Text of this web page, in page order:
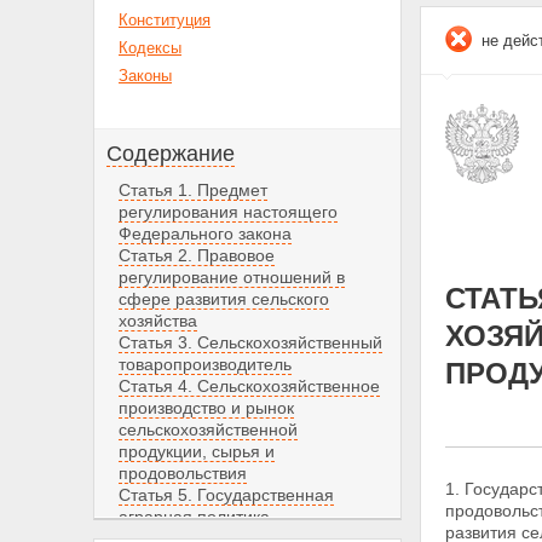
Конституция
Кодексы
Законы
Содержание
Статья 1. Предмет
регулирования настоящего
Федерального закона
Статья 2. Правовое
регулирование отношений в
сфере развития сельского
хозяйства
Статья 3. Сельскохозяйственный
товаропроизводитель
Статья 4. Сельскохозяйственное
производство и рынок
сельскохозяйственной
продукции, сырья и
продовольствия
Статья 5. Государственная
аграрная политика
не
1.
развития